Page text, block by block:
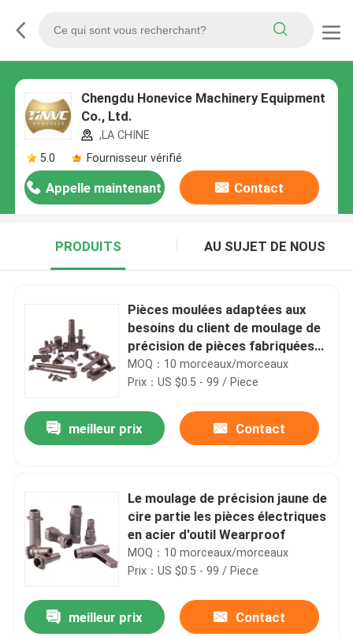
Chengdu Honevice Machinery Equipment
Co., Ltd.
,LA CHINE
5.0
Fournisseur vérifié
Appelle maintenant Contact
PRODUITS AU SUJET DE NOUS
Pièces moulées adaptées aux
besoins du client de moulage de
précision de pièces fabriquées
en Chine
MOQ：10 morceaux/morceaux
Prix：US $0.5 - 99 / Piece
meilleur prix Contact
Le moulage de précision jaune de
cire partie les pièces électriques
en acier d'outil Wearproof
MOQ：10 morceaux/morceaux
Prix：US $0.5 - 99 / Piece
meilleur prix Contact